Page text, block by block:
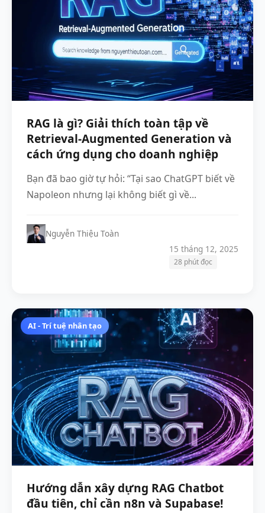
RAG là gì? Giải thích toàn tập về
Retrieval-Augmented Generation và
cách ứng dụng cho doanh nghiệp
Bạn đã bao giờ tự hỏi: “Tại sao ChatGPT biết về
Napoleon nhưng lại không biết gì về...
Nguyễn Thiệu Toàn
15 tháng 12, 2025
28 phút đọc
AI - Trí tuệ nhân tạo
Hướng dẫn xây dựng RAG Chatbot
đầu tiên, chỉ cần n8n và Supabase!